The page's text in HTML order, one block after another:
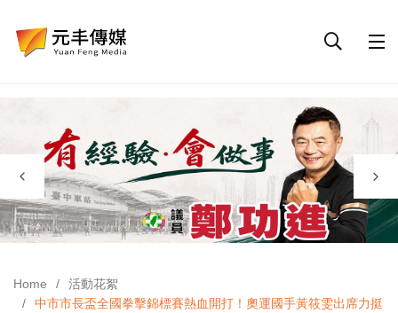
Home
活動花絮
中市市長盃全國拳擊錦標賽熱血開打！奧運國手黃筱雯出席力挺